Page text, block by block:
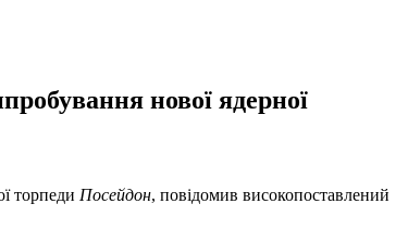
нової ядерної
торпеди Посейдон, повідомив високопоставлений